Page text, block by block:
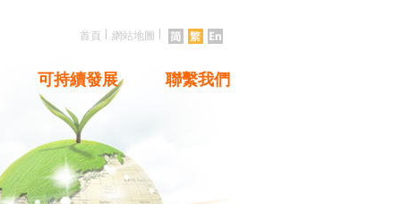
首頁 網站地圖
可持續發展 聯繫我們